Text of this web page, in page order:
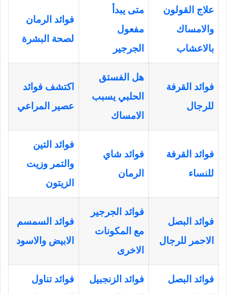
علاج القولون
والامساك
بالاعشاب
متى يبدأ
مفعول
الجرجير
فوائد الرمان
لصحة البشرة
فوائد القرفة
للرجال
هل الفستق
الحلبي يسبب
الامساك
اكتشف فوائد
عصير المراعي
فوائد القرفة
للنساء
فوائد شاي
الرمان
فوائد التين
والتمر وزيت
الزيتون
فوائد البصل
الاحمر للرجال
فوائد الجرجير
مع المكونات
الاخرى
فوائد السمسم
الابيض والاسود
فوائد البصل
فوائد الزنجبيل
فوائد تناول